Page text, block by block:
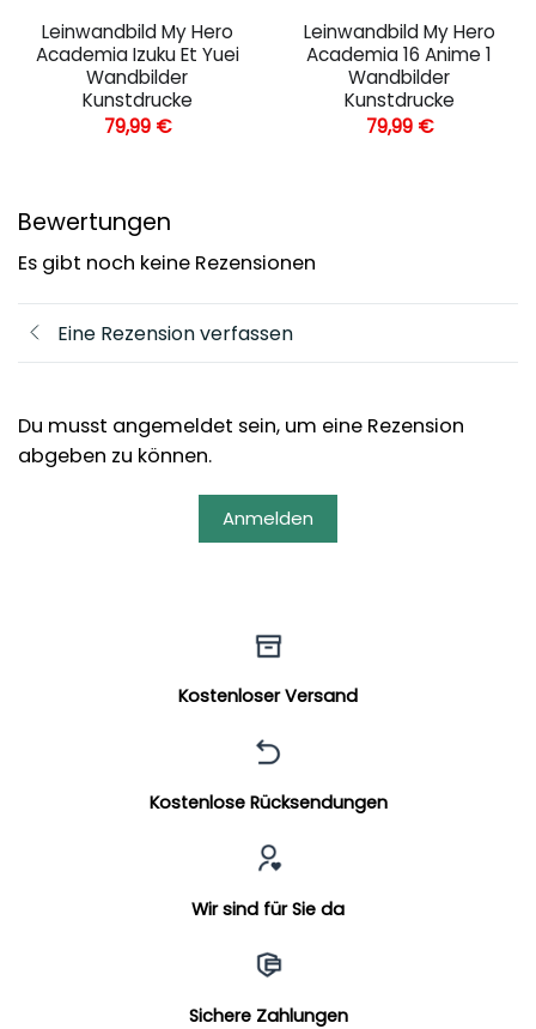
Leinwandbild My Hero
Academia Izuku Et Yuei
Wandbilder
Kunstdrucke
79,99 €
Leinwandbild My Hero
Academia 16 Anime 1
Wandbilder
Kunstdrucke
79,99 €
Bewertungen
Es gibt noch keine Rezensionen
Eine Rezension verfassen
Du musst angemeldet sein, um eine Rezension
abgeben zu können.
Anmelden
Kostenloser Versand
Kostenlose Rücksendungen
Wir sind für Sie da
Sichere Zahlungen